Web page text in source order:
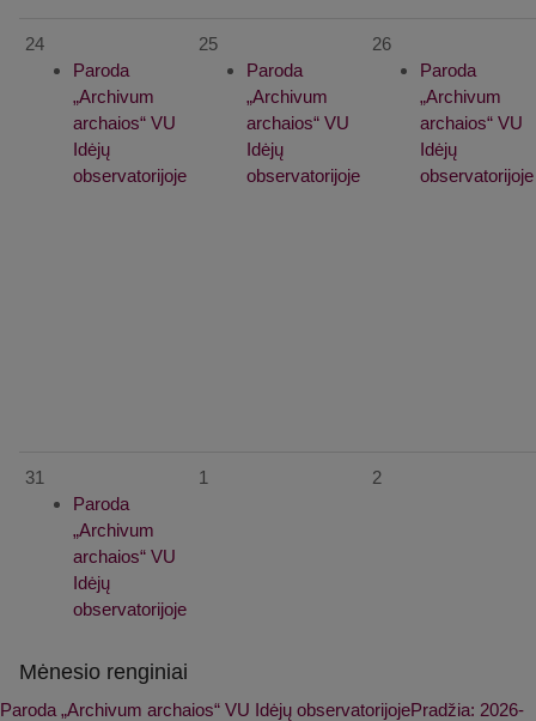
24
Paroda
„Archivum
archaios“ VU
Idėjų
observatorijoje
25
Paroda
„Archivum
archaios“ VU
Idėjų
observatorijoje
26
Paroda
„Archivum
archaios“ VU
Idėjų
observatorijoje
31
Paroda
„Archivum
archaios“ VU
Idėjų
observatorijoje
1 2
Mėnesio renginiai
Paroda „Archivum archaios“ VU Idėjų observatorijojePradžia: 2026-